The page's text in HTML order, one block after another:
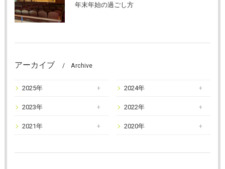
年末年始の過ごし方
アーカイブ Archive
2025年 2024年
2023年 2022年
2021年 2020年